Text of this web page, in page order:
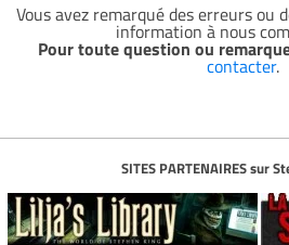
Vous avez remarqué des erreurs ou
information à nous
Pour toute question ou
contacter.
SITES PARTENAIRES sur